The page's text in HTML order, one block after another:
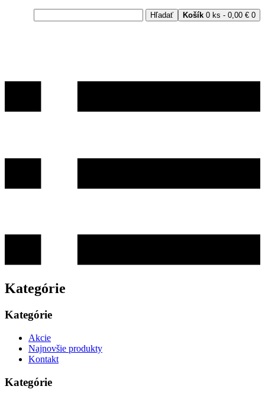
Košík 0 ks - 0,00 € 0
Hľadať
Kategórie
Kategórie
Akcie
Najnovšie produkty
Kontakt
Kategórie